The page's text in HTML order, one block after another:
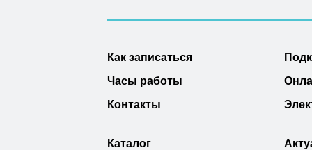
Как записаться
Часы работы
Контакты
Каталог